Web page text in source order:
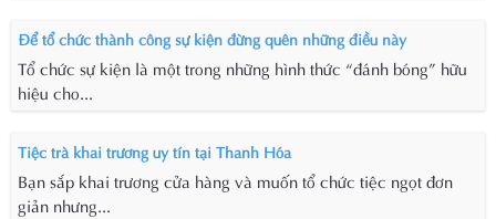
Để tổ chức thành công sự kiện đừng quên những điều này
Tổ chức sự kiện là một trong những hình thức “đánh bóng” hữu
hiệu cho...
Tiệc trà khai trương uy tín tại Thanh Hóa
Bạn sắp khai trương cửa hàng và muốn tổ chức tiệc ngọt đơn
giản nhưng...